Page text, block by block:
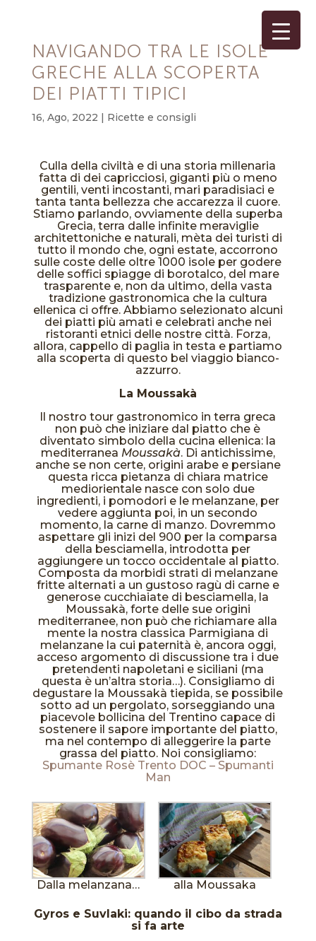
NAVIGANDO TRA LE ISOLE
GRECHE ALLA SCOPERTA
DEI PIATTI TIPICI
16, Ago, 2022 | Ricette e consigli
Culla della civiltà e di una storia millenaria
fatta di dei capricciosi, giganti più o meno
gentili, venti incostanti, mari paradisiaci e
tanta tanta bellezza che accarezza il cuore.
Stiamo parlando, ovviamente della superba
Grecia, terra dalle infinite meraviglie
architettoniche e naturali, mèta dei turisti di
tutto il mondo che, ogni estate, accorrono
sulle coste delle oltre 1000 isole per godere
delle soffici spiagge di borotalco, del mare
trasparente e, non da ultimo, della vasta
tradizione gastronomica che la cultura
ellenica ci offre. Abbiamo selezionato alcuni
dei piatti più amati e celebrati anche nei
ristoranti etnici delle nostre città. Forza,
allora, cappello di paglia in testa e partiamo
alla scoperta di questo bel viaggio bianco-
azzurro.
La Moussakà
Il nostro tour gastronomico in terra greca
non può che iniziare dal piatto che è
diventato simbolo della cucina ellenica: la
mediterranea Moussakà. Di antichissime,
anche se non certe, origini arabe e persiane
questa ricca pietanza di chiara matrice
mediorientale nasce con solo due
ingredienti, i pomodori e le melanzane, per
vedere aggiunta poi, in un secondo
momento, la carne di manzo. Dovremmo
aspettare gli inizi del 900 per la comparsa
della besciamella, introdotta per
aggiungere un tocco occidentale al piatto.
Composta da morbidi strati di melanzane
fritte alternati a un gustoso ragù di carne e
generose cucchiaiate di besciamella, la
Moussakà, forte delle sue origini
mediterranee, non può che richiamare alla
mente la nostra classica Parmigiana di
melanzane la cui paternità è, ancora oggi,
acceso argomento di discussione tra i due
pretendenti napoletani e siciliani (ma
questa è un’altra storia…). Consigliamo di
degustare la Moussakà tiepida, se possibile
sotto ad un pergolato, sorseggiando una
piacevole bollicina del Trentino capace di
sostenere il sapore importante del piatto,
ma nel contempo di alleggerire la parte
grassa del piatto. Noi consigliamo:
Spumante Rosè Trento DOC – Spumanti
Man
Dalla melanzana… alla Moussaka
Gyros e Suvlaki: quando il cibo da strada
si fa arte